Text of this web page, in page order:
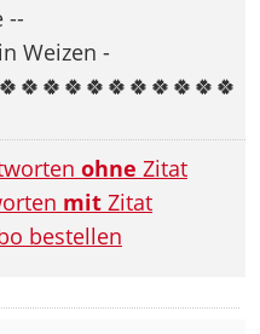
--
Weizen -
ohne Zitat
mit Zitat
bestellen